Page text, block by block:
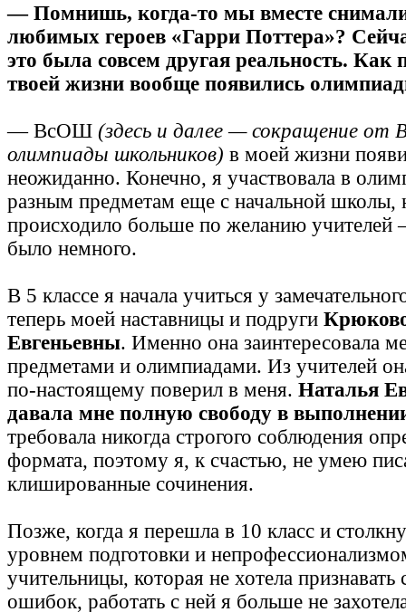
— Помнишь, когда-то мы вместе
любимых героев «Гарри Поттера»?
это была совсем другая реальность. Как
твоей жизни вообще появились
— ВсОШ (здесь и далее — сокращение от
олимпиады школьников) в моей жизни
неожиданно. Конечно, я участвовала в
разным предметам еще с начальной школы,
происходило больше по желанию учителей
было немного.
В 5 классе я начала учиться у
теперь моей наставницы и подруги
Евгеньевны. Именно она заинтересовала
предметами и олимпиадами. Из учителей
по-настоящему поверил в меня. Наталья
давала мне полную свободу в
требовала никогда строгого соблюдения
формата, поэтому я, к счастью, не умею
клишированные сочинения.
Позже, когда я перешла в 10 класс и
уровнем подготовки и
учительницы, которая не хотела признавать
ошибок, работать с ней я больше не